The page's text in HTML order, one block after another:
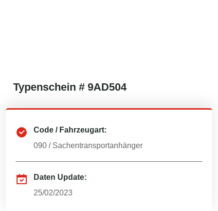
Typenschein # 9AD504
Code / Fahrzeugart:
090 / Sachentransportanhänger
Daten Update:
25/02/2023